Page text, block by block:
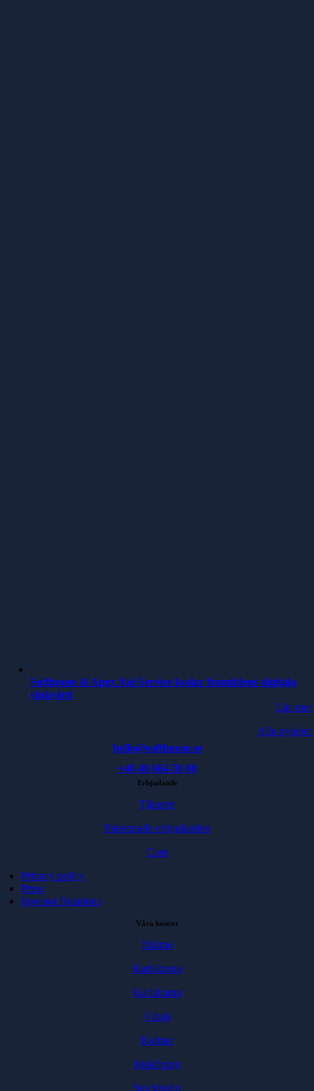
Softhouse & Apex Aid Service kodar framtidens digitala
sjukvård
Läs mer
Alla nyheter
hello@softhouse.se
+46 40 664 39 00
Erbjudande
Tjänster
Paketerade erbjudanden
Case
Privacy policy
Press
Investor Relations
Våra kontor
Malmö
Karlskrona
Karlshamn
Växjö
Kalmar
Jönköping
Stockholm